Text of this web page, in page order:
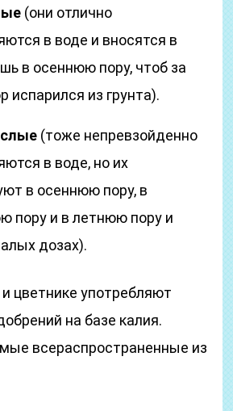
(они отлично
в воде и вносятся в
в осеннюю пору, чтоб за
испарился из грунта).
(тоже непревзойденно
в воде, но их
в осеннюю пору, в
пору и в летнюю пору и
дозах).
и цветнике употребляют
на базе калия.
всераспространенные из